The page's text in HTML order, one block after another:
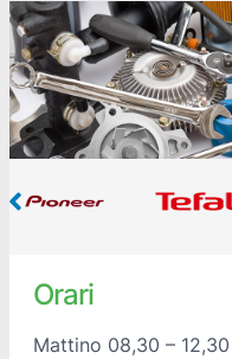
Orari
Mattino 08,30 – 12,30